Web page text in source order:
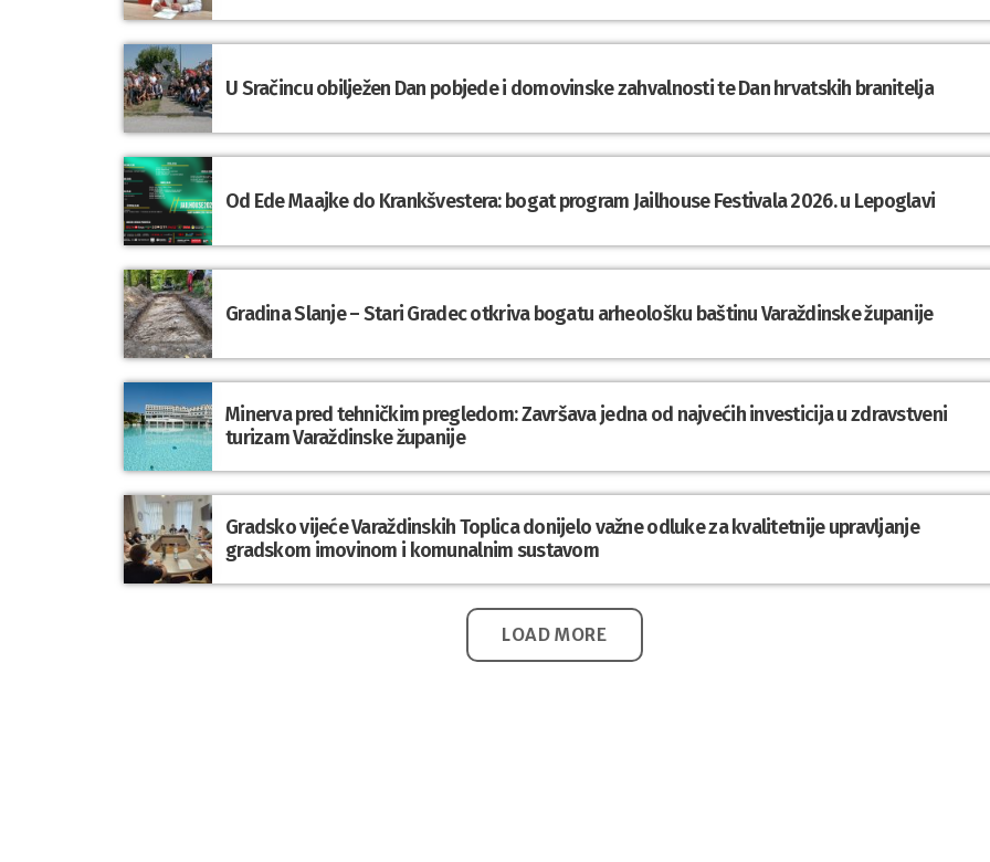
U Sračincu obilježen Dan pobjede i domovinske zahvalnosti te Dan hrvatskih branitelja
Od Ede Maajke do Krankšvestera: bogat program Jailhouse Festivala 2026. u Lepoglavi
Gradina Slanje – Stari Gradec otkriva bogatu arheološku baštinu Varaždinske županije
Minerva pred tehničkim pregledom: Završava jedna od najvećih investicija u zdravstveni
turizam Varaždinske županije
Gradsko vijeće Varaždinskih Toplica donijelo važne odluke za kvalitetnije upravljanje
gradskom imovinom i komunalnim sustavom
LOAD MORE